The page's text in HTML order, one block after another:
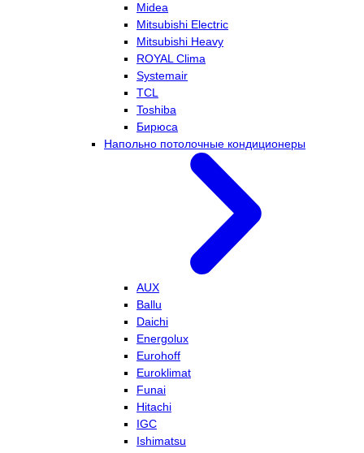
Midea
Mitsubishi Electric
Mitsubishi Heavy
ROYAL Clima
Systemair
TCL
Toshiba
Бирюса
Напольно потолочные кондиционеры
AUX
Ballu
Daichi
Energolux
Eurohoff
Euroklimat
Funai
Hitachi
IGC
Ishimatsu